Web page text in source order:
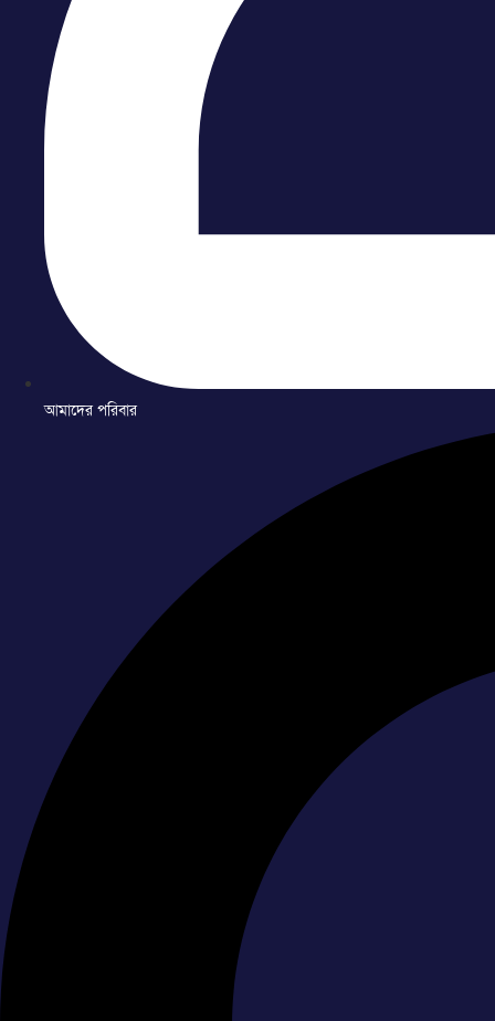
আমাদের পরিবার